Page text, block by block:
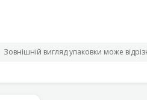
Зовнішній вигляд упаковки може